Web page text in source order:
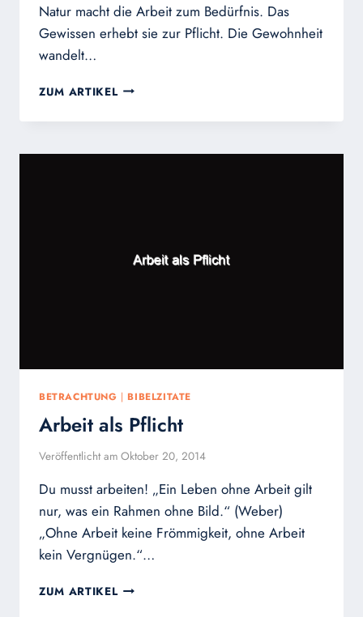
Natur macht die Arbeit zum Bedürfnis. Das
Gewissen erhebt sie zur Pflicht. Die Gewohnheit
wandelt…
ZUM ARTIKEL LIEBE
ARBEIT
BETRACHTUNG | BIBELZITATE
Arbeit als Pflicht
Veröffentlicht am Oktober 20, 2014
Du musst arbeiten! „Ein Leben ohne Arbeit gilt
nur, was ein Rahmen ohne Bild.“ (Weber)
„Ohne Arbeit keine Frömmigkeit, ohne Arbeit
kein Vergnügen.“…
ZUM ARTIKEL ARBEIT